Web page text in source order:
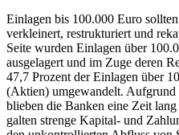
Einlagen bis 100.000 Euro
verkleinert, restrukturiert und
Seite wurden Einlagen über
ausgelagert und im Zuge deren
47,7 Prozent der Einlagen über
(Aktien) umgewandelt. Aufgrund
blieben die Banken eine Zeit
galten strenge Kapital- und